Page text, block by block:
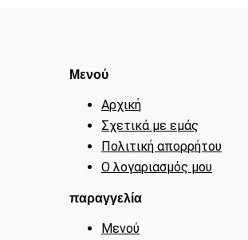
Μενού
Αρχική
Σχετικά με εμάς
Πολιτική απορρήτου
Ο λογαριασμός μου
παραγγελία
Μενού